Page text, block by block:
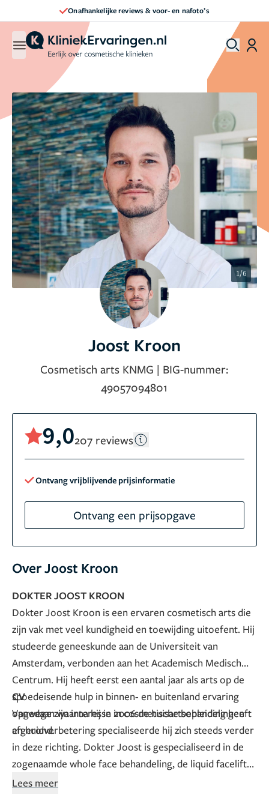
Direct een afspraak maken
1/6
Joost Kroon
Cosmetisch arts KNMG | BIG-nummer:
49057094801
9,0207 reviews
Ontvang vrijblijvende prijsinformatie
Ontvang een prijsopgave
Over Joost Kroon
DOKTER JOOST KROON
Dokter Joost Kroon is een ervaren cosmetisch arts die
zijn vak met veel kundigheid en toewijding uitoefent. Hij
studeerde geneeskunde aan de Universiteit van
Amsterdam, verbonden aan het Academisch Medisch
Centrum. Hij heeft eerst een aantal jaar als arts op de
spoedeisende hulp in binnen- en buitenland ervaring
opgedaan waarna hij in 2006 de huisartsopleiding heeft
afgerond.
CV
Vanwege zijn interesse in cosmetische behandelingen
en huidverbetering specialiseerde hij zich steeds verder
in deze richting. Dokter Joost is gespecialiseerd in de
zogenaamde whole face behandeling, de liquid facelift
en diverse medische en cosmetische toepassingen van
Lees meer